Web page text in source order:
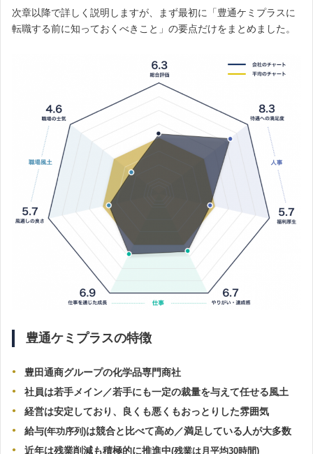
次章以降で詳しく説明しますが、まず最初に「豊通ケミプラスに
転職する前に知っておくべきこと」の要点だけをまとめました。
豊通ケミプラスの特徴
豊田通商グループの化学品専門商社
社員は若手メイン／若手にも一定の裁量を与えて任せる風土
経営は安定しており、良くも悪くもおっとりした雰囲気
給与(年功序列)は競合と比べて高め／満足している人が大多数
近年は残業削減も積極的に推進中(残業は月平均30時間)